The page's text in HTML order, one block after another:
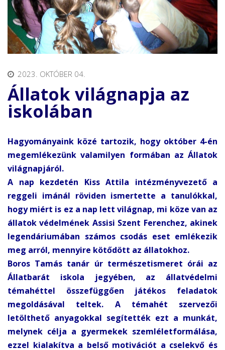
2023. OKTÓBER 04.
Állatok világnapja az
iskolában
Hagyományaink közé tartozik, hogy október 4-én
megemlékezünk valamilyen formában az Állatok
világnapjáról.
A nap kezdetén Kiss Attila intézményvezető a
reggeli imánál röviden ismertette a tanulókkal,
hogy miért is ez a nap lett világnap, mi köze van az
állatok védelmének Assisi Szent Ferenchez, akinek
legendáriumában számos csodás eset emlékezik
meg arról, mennyire kötődött az állatokhoz.
Boros Tamás tanár úr természetismeret órái az
Állatbarát iskola jegyében, az állatvédelmi
témahéttel összefüggően játékos feladatok
megoldásával teltek. A témahét szervezői
letölthető anyagokkal segítették ezt a munkát,
melynek célja a gyermekek szemléletformálása,
ezzel kialakítva a belső motivációt a cselekvő és